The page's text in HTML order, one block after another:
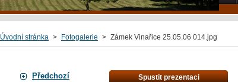
Úvodní stránka > Fotogalerie > Zámek Vinařice 25.05.06 014.jpg
Předchozí Spustit prezentaci